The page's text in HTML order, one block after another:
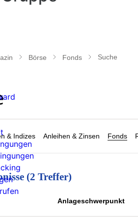
Börse Fonds Suche
& Indizes Anleihen & Zinsen Fonds
(2 Treffer)
Anlageschwerpunkt